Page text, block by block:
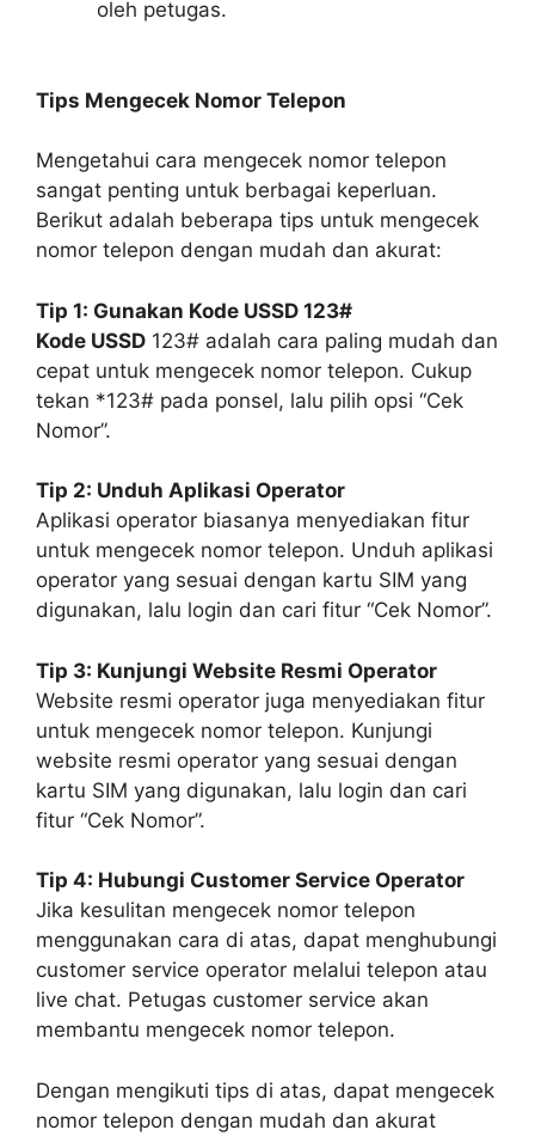
oleh petugas.
Tips Mengecek Nomor Telepon
Mengetahui cara mengecek nomor telepon
sangat penting untuk berbagai keperluan.
Berikut adalah beberapa tips untuk mengecek
nomor telepon dengan mudah dan akurat:
Tip 1: Gunakan Kode USSD 123#
Kode USSD 123# adalah cara paling mudah dan
cepat untuk mengecek nomor telepon. Cukup
tekan *123# pada ponsel, lalu pilih opsi “Cek
Nomor”.
Tip 2: Unduh Aplikasi Operator
Aplikasi operator biasanya menyediakan fitur
untuk mengecek nomor telepon. Unduh aplikasi
operator yang sesuai dengan kartu SIM yang
digunakan, lalu login dan cari fitur “Cek Nomor”.
Tip 3: Kunjungi Website Resmi Operator
Website resmi operator juga menyediakan fitur
untuk mengecek nomor telepon. Kunjungi
website resmi operator yang sesuai dengan
kartu SIM yang digunakan, lalu login dan cari
fitur “Cek Nomor”.
Tip 4: Hubungi Customer Service Operator
Jika kesulitan mengecek nomor telepon
menggunakan cara di atas, dapat menghubungi
customer service operator melalui telepon atau
live chat. Petugas customer service akan
membantu mengecek nomor telepon.
Dengan mengikuti tips di atas, dapat mengecek
nomor telepon dengan mudah dan akurat